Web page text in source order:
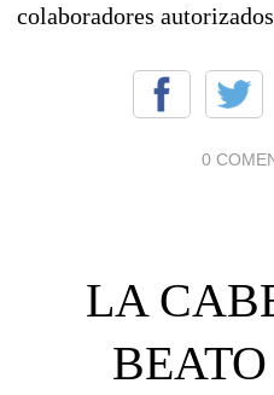
colaboradores
0
LA